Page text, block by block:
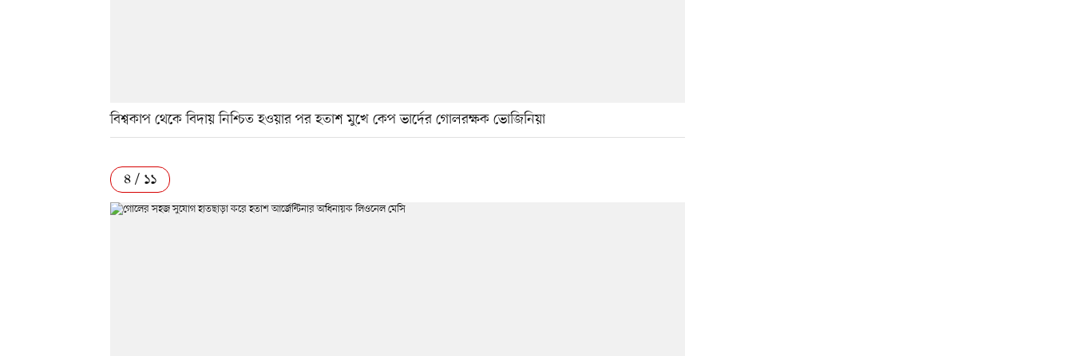
বিশ্বকাপ থেকে বিদায় নিশ্চিত হওয়ার পর হতাশ মুখে কেপ ভার্দের গোলরক্ষক ভোজিনিয়া
৪ / ১১